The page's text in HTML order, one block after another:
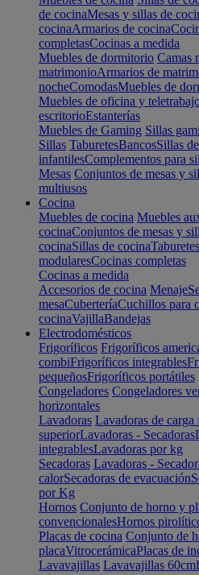
de cocinaMesas y sillas de
cocinaArmarios de cocina
completasCocinas a medida
Muebles de dormitorio Camas
matrimonioArmarios de
nocheComodasMuebles de
Muebles de oficina y
escritorioEstanterías
Muebles de Gaming Sillas
Sillas TaburetesBancosSillas
infantilesComplementos para
Mesas Conjuntos de mesas y
multiusos
Cocina
Muebles de cocina Muebles
cocinaConjuntos de mesas y
cocinaSillas de cocina
modularesCocinas completas
Cocinas a medida
Accesorios de cocina Menaje
mesaCuberteríaCuchillos para
cocinaVajillaBandejas
Electrodomésticos
Frigoríficos Frigoríficos
combiFrigoríficos integrables
pequeñosFrigoríficos portátiles
Congeladores Congeladores
horizontales
Lavadoras Lavadoras de carga
superiorLavadoras - Secadoras
integrablesLavadoras por kg
Secadoras Lavadoras -
calorSecadoras de evacuación
por Kg
Hornos Conjunto de horno y
convencionalesHornos
Placas de cocina Conjunto de
placaVitrocerámicaPlacas de
Lavavajillas Lavavajillas 60cm